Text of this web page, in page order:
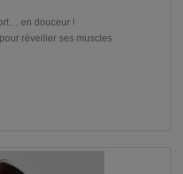
en douceur !
réveiller ses muscles